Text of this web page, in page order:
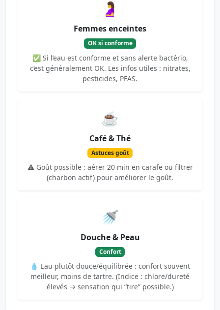
🤰
Femmes enceintes
OK si conforme
✅ Si l’eau est conforme et sans alerte bactério,
c’est généralement OK. Les infos utiles : nitrates,
pesticides, PFAS.
☕
Café & Thé
Astuces goût
⚠️ Goût possible : aérer 20 min en carafe ou filtrer
(charbon actif) pour améliorer le goût.
🚿
Douche & Peau
Confort
💧 Eau plutôt douce/équilibrée : confort souvent
meilleur, moins de tartre. (Indice : chlore/dureté
élevés → sensation qui “tire” possible.)